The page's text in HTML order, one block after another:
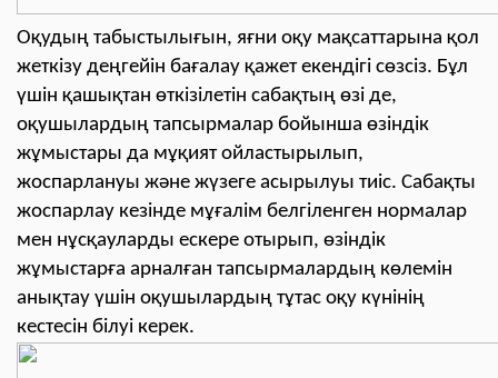
Оқудың табыстылығын, яғни оқу мақсаттарына қол
жеткізу деңгейін бағалау қажет екендігі сөзсіз. Бұл
үшін қашықтан өткізілетін сабақтың өзі де,
оқушылардың тапсырмалар бойынша өзіндік
жұмыстары да мұқият ойластырылып,
жоспарлануы және жүзеге асырылуы тиіс. Сабақты
жоспарлау кезінде мұғалім белгіленген нормалар
мен нұсқауларды ескере отырып, өзіндік
жұмыстарға арналған тапсырмалардың көлемін
анықтау үшін оқушылардың тұтас оқу күнінің
кестесін білуі керек.